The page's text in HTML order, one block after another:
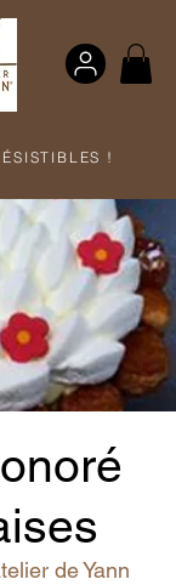
!
de Yann